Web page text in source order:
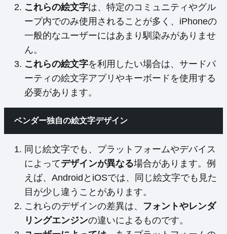
これらの絵文字は、特定のコミュニティやグル
ープ内でのみ使用されることが多く、iPhoneの
一般的なユーザーにはあまり馴染みがありませ
ん。
これらの絵文字を利用したい場合は、サードパ
ーティの絵文字アプリやキーボードを使用する
必要があります。
ベンダー独自の絵文字デザイン
同じ絵文字でも、プラットフォームやデバイス
によってデザインが異なる場合があります。例
えば、AndroidとiOSでは、同じ絵文字でも見た
目が少し違うことがあります。
これらのデザインの差異は、 フォントやレンダ
リングエンジンの違いによるものです。